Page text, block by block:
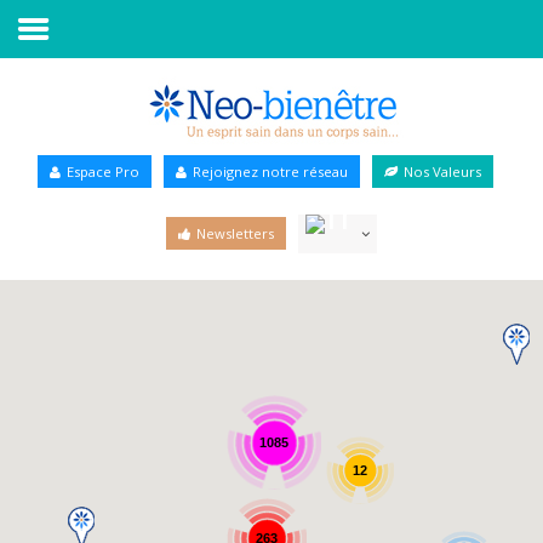
Annuaire Bien-être
Espace Pro Rejoignez notre réseau Nos Valeurs
Newsletters
1085
263
12